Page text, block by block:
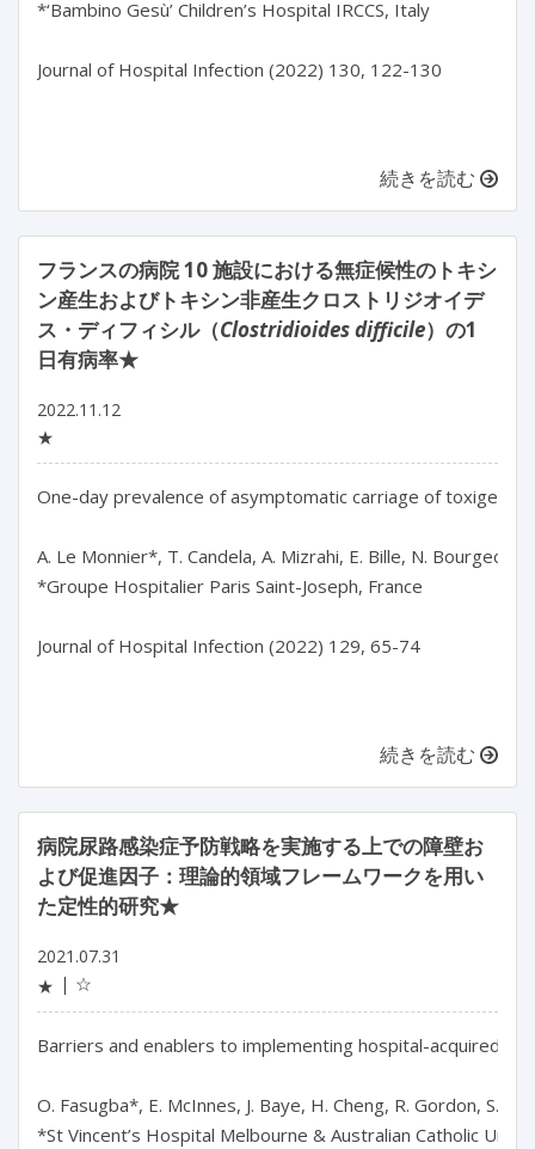
*‘Bambino Gesù’ Children’s Hospital IRCCS, Italy
Journal of Hospital Infection (2022) 130, 122-130
続きを読む
フランスの病院 10 施設における無症候性のトキシ
ン産生およびトキシン非産生クロストリジオイデ
ス・ディフィシル（Clostridioides difficile）の1
日有病率★
2022.11.12
★
One-day prevalence of asymptomatic carriage of toxigenic
A. Le Monnier*, T. Candela, A. Mizrahi, E. Bille, N.
*Groupe Hospitalier Paris Saint-Joseph, France
Journal of Hospital Infection (2022) 129, 65-74
続きを読む
病院尿路感染症予防戦略を実施する上での障壁お
よび促進因子：理論的領域フレームワークを用い
た定性的研究★
2021.07.31
★
☆
Barriers and enablers to implementing hospital-acquired
O. Fasugba*, E. McInnes, J. Baye, H. Cheng, R. Gordon, S.
*St Vincent’s Hospital Melbourne & Australian Catholic